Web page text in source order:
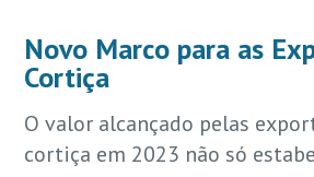
Novo Marco para as
Cortiça
O valor alcançado pelas
cortiça em 2023 não só